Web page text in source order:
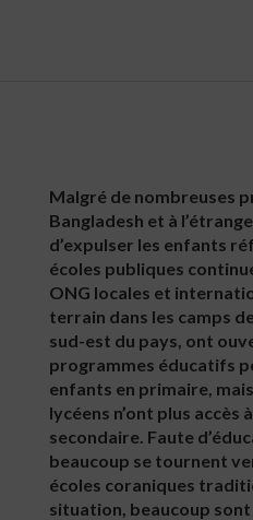
Malgré de nombreuses
Bangladesh et à
d’expulser les enfants
écoles publiques
ONG locales et
terrain dans les camps
sud-est du pays, ont
programmes éducatifs
enfants en primaire,
lycéens n’ont plus accès
secondaire. Faute
beaucoup se tournent
écoles coraniques
situation, beaucoup